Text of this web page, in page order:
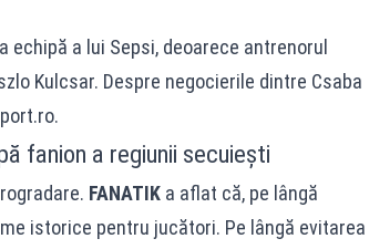
echipă a lui Sepsi, deoarece antrenorul
Kulcsar. Despre negocierile dintre Csaba
fanion a regiunii secuiești
FANATIKa aflat că, pe lângă
istorice pentru jucători. Pe lângă evitarea